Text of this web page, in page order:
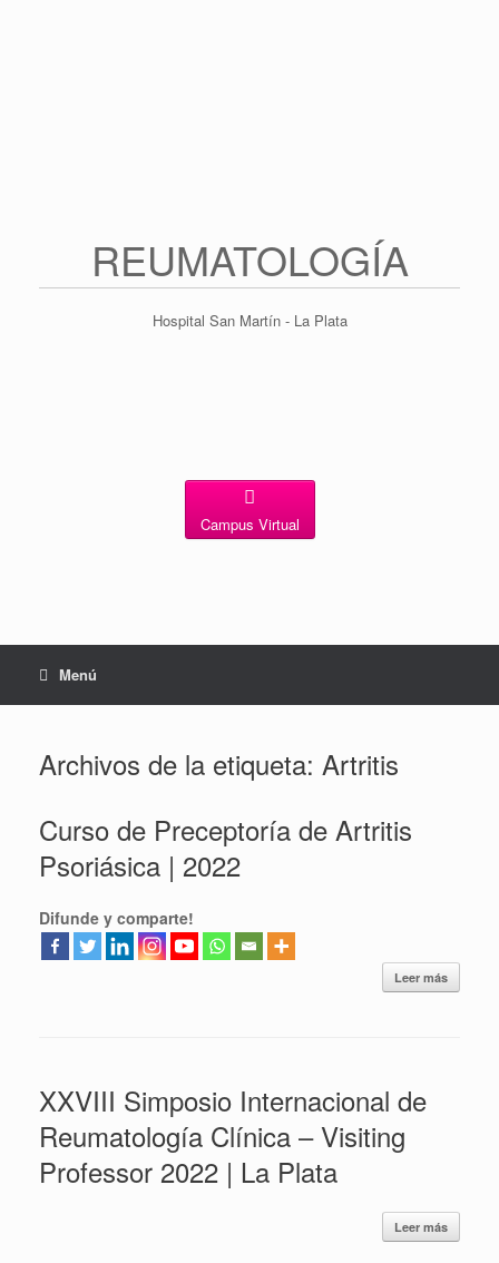
REUMATOLOGÍA
Hospital San Martín - La Plata
Campus Virtual
Menú
Archivos de la etiqueta: Artritis
Curso de Preceptoría de Artritis
Psoriásica | 2022
Difunde y comparte!
Leer más
XXVIII Simposio Internacional de
Reumatología Clínica – Visiting
Professor 2022 | La Plata
Leer más